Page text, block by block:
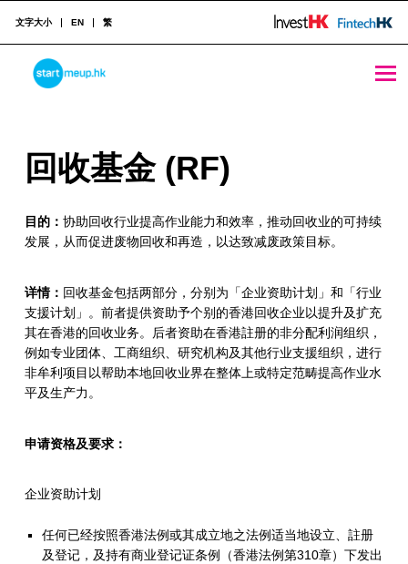
STARTMEUPHK
STARTMEUPHK FESTIVAL IS THE LEADING STARTUP AND INNOVATION CONFERENCE EVENT IN HONG KONG
文字大小 EN 繁
回
基
(
R
F
)
回收基金 (RF)
目的： 协助回收行业提高作业能力和效率，推动回收业的可持续
发展，从而促进废物回收和再造，以达致减废政策目标。
详情： 回收基金包括两部分，分别为「企业资助计划」和「行业
支援计划」。前者提供资助予个别的香港回收企业以提升及扩充
其在香港的回收业务。后者资助在香港註册的非分配利润组织，
例如专业团体、工商组织、研究机构及其他行业支援组织，进行
非牟利项目以帮助本地回收业界在整体上或特定范畴提高作业水
平及生产力。
申请资格及要求：
企业资助计划
任何已经按照香港法例或其成立地之法例适当地设立、註册
及登记，及持有商业登记证条例（香港法例第310章）下发出